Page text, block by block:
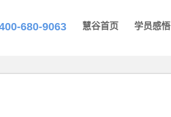
680-9063 慧谷首页 学员感悟